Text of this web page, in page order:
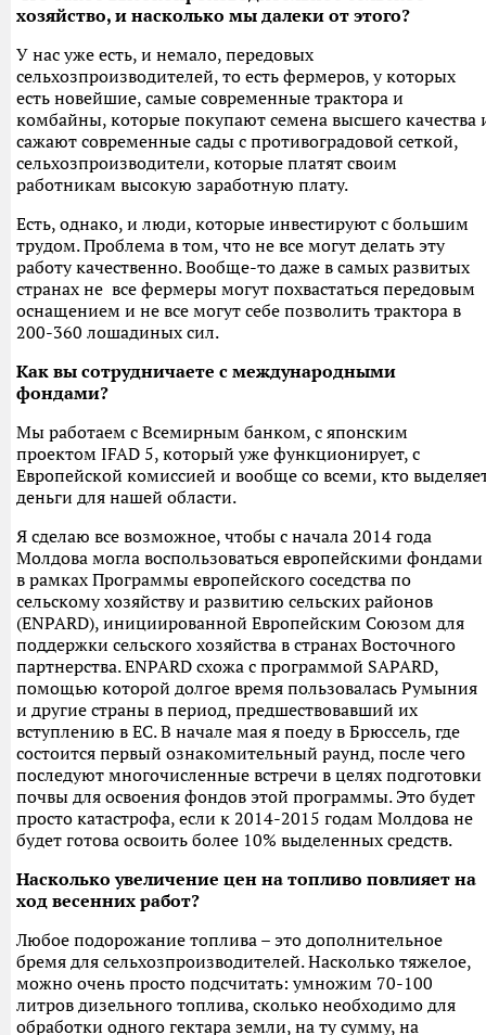
хозяйство, и насколько мы далеки от этого?
У нас уже есть, и немало, передовых
сельхозпроизводителей, то есть фермеров, у которых
есть новейшие, самые современные трактора и
комбайны, которые покупают семена высшего качества
сажают современные сады с противоградовой сеткой,
сельхозпроизводители, которые платят своим
работникам высокую заработную плату.
Есть, однако, и люди, которые инвестируют с большим
трудом. Проблема в том, что не все могут делать эту
работу качественно. Вообще-то даже в самых развитых
странах не все фермеры могут похвастаться передовым
оснащением и не все могут себе позволить трактора в
200-360 лошадиных сил.
Как вы сотрудничаете с международными
фондами?
Мы работаем с Всемирным банком, с японским
проектом IFAD 5, который уже функционирует, с
Европейской комиссией и вообще со всеми, кто
деньги для нашей области.
Я сделаю все возможное, чтобы с начала 2014 года
Молдова могла воспользоваться европейскими фондами
в рамках Программы европейского соседства по
сельскому хозяйству и развитию сельских районов
(ENPARD), инициированной Европейским Союзом для
поддержки сельского хозяйства в странах Восточного
партнерства. ENPARD схожа с программой SAPARD,
помощью которой долгое время пользовалась Румыния
и другие страны в период, предшествовавший их
вступлению в ЕС. В начале мая я поеду в Брюссель, где
состоится первый ознакомительный раунд, после чего
последуют многочисленные встречи в целях подготовки
почвы для освоения фондов этой программы. Это будет
просто катастрофа, если к 2014-2015 годам Молдова не
будет готова освоить более 10% выделенных средств.
Насколько увеличение цен на топливо повлияет на
ход весенних работ?
Любое подорожание топлива – это дополнительное
бремя для сельхозпроизводителей. Насколько тяжелое,
можно очень просто подсчитать: умножим 70-100
литров дизельного топлива, сколько необходимо для
обработки одного гектара земли, на ту сумму, на